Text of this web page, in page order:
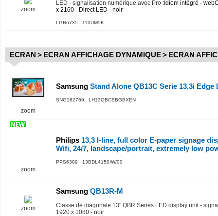
zoom
LED - signalisation numérique avec Pro :Idiom intégré -
x 2160 - Direct LED - noir
LGR6735 110UM5K
ECRAN > ECRAN AFFICHAGE DYNAMIQUE> ECRAN
zoom
Samsung Stand Alone QB13C Serie 13.3i Edge
SNG182769 LH13QBCEBGBXEN
zoom
Philips 13,3 I-line, full color E-paper signage
Wifi, 24/7, landscape/portrait, extremely low
PPS6389 13BDL4150IW/00
zoom
Samsung QB13R-M
Classe de diagonale 13" QBR Series LED display unit -
1920 x 1080 - noir